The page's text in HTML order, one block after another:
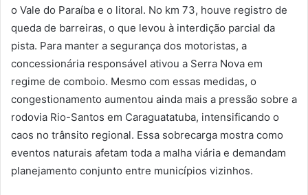
o Vale do Paraíba e o litoral. No km 73, houve registro de
queda de barreiras, o que levou à interdição parcial da
pista. Para manter a segurança dos motoristas, a
concessionária responsável ativou a Serra Nova em
regime de comboio. Mesmo com essas medidas, o
congestionamento aumentou ainda mais a pressão sobre a
rodovia Rio-Santos em Caraguatatuba, intensificando o
caos no trânsito regional. Essa sobrecarga mostra como
eventos naturais afetam toda a malha viária e demandam
planejamento conjunto entre municípios vizinhos.